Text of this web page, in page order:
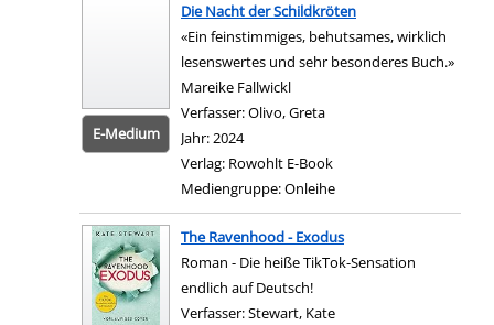
E-Medium
Die Nacht der Schildkröten
«Ein feinstimmiges, behutsames, wirklich
lesenswertes und sehr besonderes Buch.»
Mareike Fallwickl
Verfasser:Olivo, Greta
Jahr:2024
Verlag: Rowohlt E-Book
Mediengruppe:Onleihe
Zum
The Ravenhood - Exodus
Roman - Die heiße TikTok-Sensation
endlich auf Deutsch!
Verfasser:Stewart, Kate